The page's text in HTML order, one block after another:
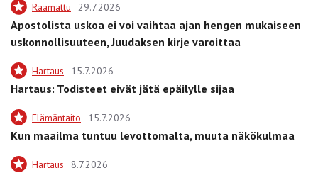
Raamattu 29.7.2026
Apostolista uskoa ei voi vaihtaa ajan hengen mukaiseen
uskonnollisuuteen, Juudaksen kirje varoittaa
Hartaus 15.7.2026
Hartaus: Todisteet eivät jätä epäilylle sijaa
Elämäntaito 15.7.2026
Kun maailma tuntuu levottomalta, muuta näkökulmaa
Hartaus 8.7.2026